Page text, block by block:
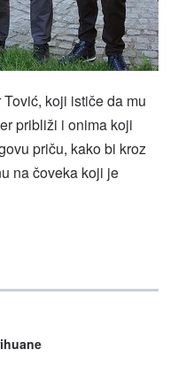
koji ističe da mu
približi i onima koji
priču, kako bi kroz
na čoveka koji je